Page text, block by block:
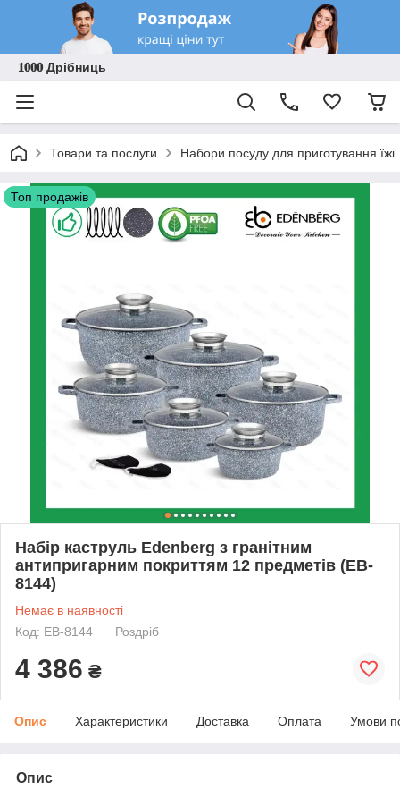
𝟏𝟎𝟎𝟎 Дрібниць
Товари та послуги Набори посуду для приготування їжі
Топ продажів
Набір каструль Edenberg з гранітним
антипригарним покриттям 12 предметів (EB-
8144)
Немає в наявності
Код: EB-8144
Роздріб
4 386 ₴
Опис Характеристики Доставка Оплата Умови
Опис